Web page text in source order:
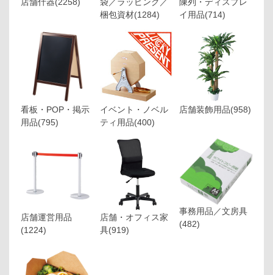
梱包資材(1284)
イ用品(714)
看板・POP・掲示
用品(795)
イベント・ノベル
ティ用品(400)
店舗装飾用品(958)
店舗運営用品
(1224)
店舗・オフィス家
具(919)
事務用品／文房具
(482)